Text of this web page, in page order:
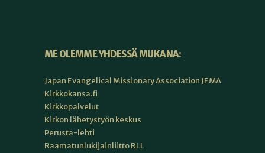
ME OLEMME YHDESSÄ MUKANA:
Japan Evangelical Missionary Association JEMA
Kirkkokansa.fi
Kirkkopalvelut
Kirkon lähetystyön keskus
Perusta-lehti
Raamatunlukijainliitto RLL